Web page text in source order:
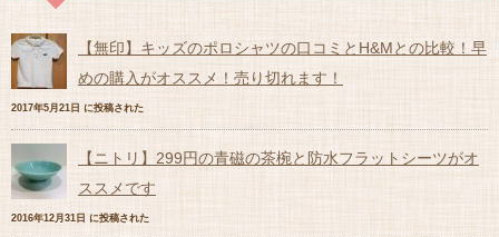
【無印】キッズのポロシャツの口コミとH&Mとの比較！早
めの購入がオススメ！売り切れます！
2017年5月21日 に投稿された
【ニトリ】299円の青磁の茶椀と防水フラットシーツがオ
ススメです
2016年12月31日 に投稿された